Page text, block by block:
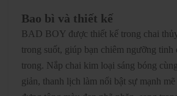
Bao bì và thiết kế
BAD BOY được thiết kế trong chai
trong suốt, giúp bạn chiêm ngưỡng tinh
trong. Nắp chai kim loại sáng bóng
giản, thanh lịch làm nổi bật sự mạnh